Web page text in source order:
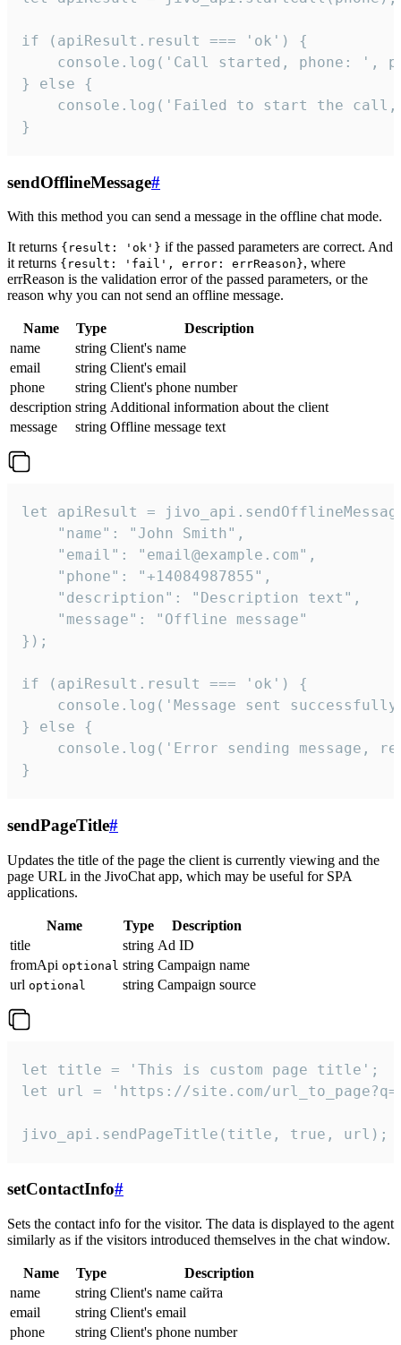
if (apiResult.result === 'ok') {
console.log('Call started, phone: ',
} else {
console.log('Failed to start the
}
sendOfflineMessage#
With this method you can send a message in the offline chat mode.
It returns {result: 'ok'} if the passed parameters are correct. And
it returns {result: 'fail', error: errReason}, where
errReason is the validation error of the passed parameters, or the
reason why you can not send an offline message.
Name Type
Description
name
string Client's name
email
string Client's email
phone
string Client's phone number
description string Additional information about the client
message
string Offline message text
let apiResult =
    "name": "John Smith",
    "email": "email@example.com",
    "phone": "+14084987855",
    "description": "Description text",
    "message": "Offline message"
});
if (apiResult.result === 'ok') {
console.log('Message sent
} else {
console.log('Error sending message,
}
sendPageTitle#
Updates the title of the page the client is currently viewing and the
page URL in the JivoChat app, which may be useful for SPA
applications.
Name Type
Description
title
string Ad ID
fromApi optional string Campaign name
url optional string Campaign source
let title = 'This is custom page title';
let url = 'https://site.com/
jivo_api.sendPageTitle(title, true, url);
setContactInfo#
Sets the contact info for the visitor. The data is displayed to the agent
similarly as if the visitors introduced themselves in the chat window.
Name Type
Description
name
string Client's name сайта
email
string Client's email
phone
string Client's phone number